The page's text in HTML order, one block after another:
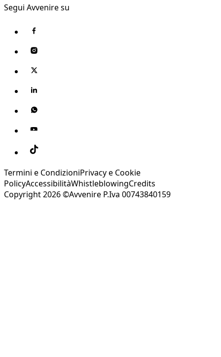
Segui Avvenire su
Termini e CondizioniPrivacy e Cookie
PolicyAccessibilitàWhistleblowingCredits
Copyright 2026 ©Avvenire P.Iva 00743840159